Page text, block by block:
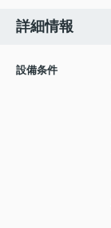
詳細情報
設備条件